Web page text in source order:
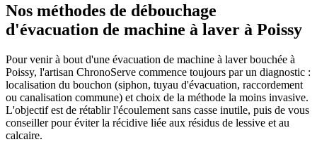
Nos méthodes de débouchage
d'évacuation de machine à laver à Poissy
Pour venir à bout d'une évacuation de machine à laver bouchée à
Poissy, l'artisan ChronoServe commence toujours par un diagnostic :
localisation du bouchon (siphon, tuyau d'évacuation, raccordement
ou canalisation commune) et choix de la méthode la moins invasive.
L'objectif est de rétablir l'écoulement sans casse inutile, puis de vous
conseiller pour éviter la récidive liée aux résidus de lessive et au
calcaire.